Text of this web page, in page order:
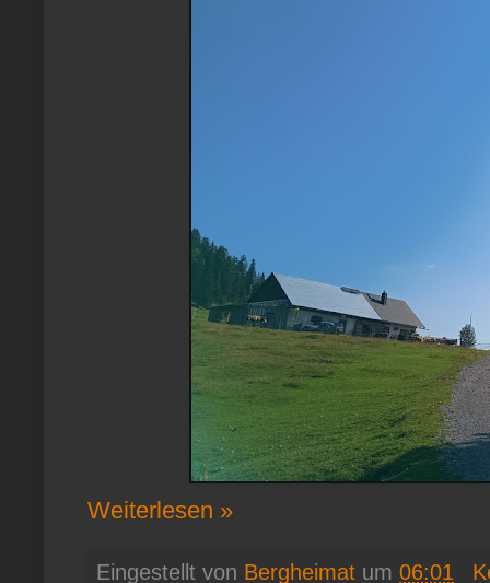
Weiterlesen »
Eingestellt von Bergheimat um 06:01